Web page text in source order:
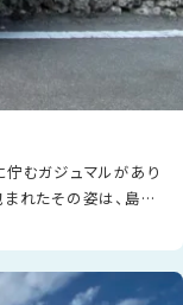
むガジュマルがあり
れたその姿は、島ら